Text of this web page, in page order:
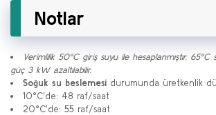
Notlar
Verimlilik 50°C giriş suyu ile hesaplanmıştır. 65°C
güç 3 kW azaltılabilir.
Soğuk su beslemesi durumunda üretkenlik
10°C'de: 48 raf/saat
20°C'de: 55 raf/saat